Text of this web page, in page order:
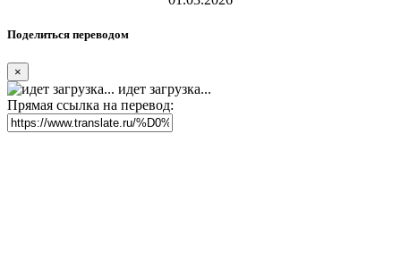
Поделиться переводом
×
идет загрузка...
Прямая ссылка на перевод: